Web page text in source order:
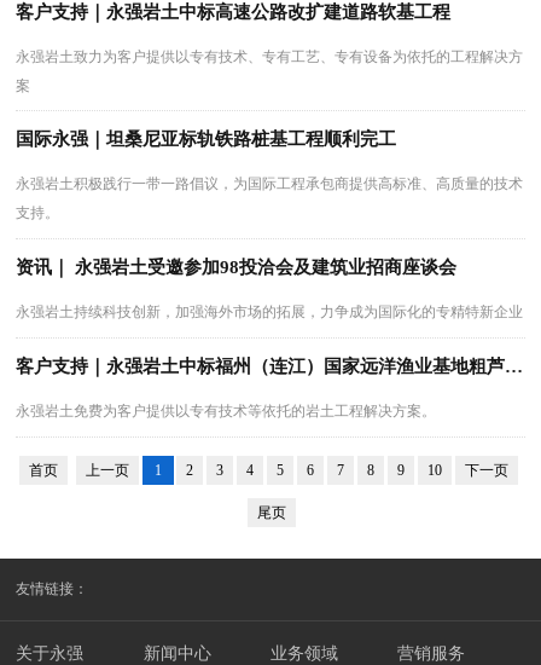
客户支持｜永强岩土中标高速公路改扩建道路软基工程
永强岩土致力为客户提供以专有技术、专有工艺、专有设备为依托的工程解决方
案
国际永强｜坦桑尼亚标轨铁路桩基工程顺利完工
永强岩土积极践行一带一路倡议，为国际工程承包商提供高标准、高质量的技术
支持。
资讯｜ 永强岩土受邀参加98投洽会及建筑业招商座谈会
永强岩土持续科技创新，加强海外市场的拓展，力争成为国际化的专精特新企业
客户支持｜永强岩土中标福州（连江）国家远洋渔业基地粗芦岛核心区桩基工程
永强岩土免费为客户提供以专有技术等依托的岩土工程解决方案。
首页 上一页 1 2 3 4 5 6 7 8 9 10 下一页
尾页
友情链接：
关于永强 新闻中心 业务领域 营销服务